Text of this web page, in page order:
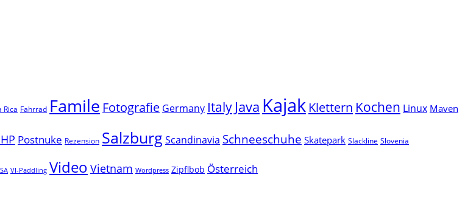
Rica Fahrrad Famile Fotografie Germany Italy Java Kajak Klettern Kochen Linux Maven
Postnuke Rezension SalzburgScandinavia Schneeschuhe Skatepark Slackline Slovenia
VI-Paddling Video Vietnam Wordpress Zipflbob Österreich